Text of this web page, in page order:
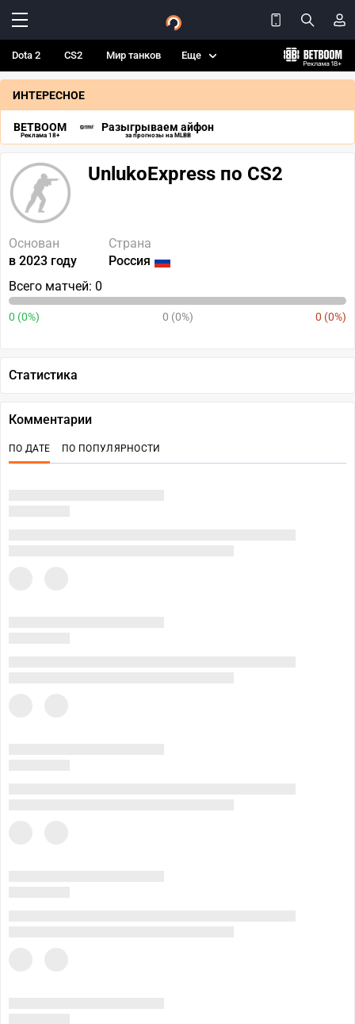
Dota 2 CS2 Мир танков Еще
ИНТЕРЕСНОЕ
BETBOOM
Реклама 18+
Разыгрываем айфон
за прогнозы на MLBB
UnlukoExpress по CS2
Основан
в 2023 году
Страна
Россия
Всего матчей: 0
0 (0%) 0 (0%) 0 (0%)
Статистика
Комментарии
ПО ДАТЕ ПО ПОПУЛЯРНОСТИ